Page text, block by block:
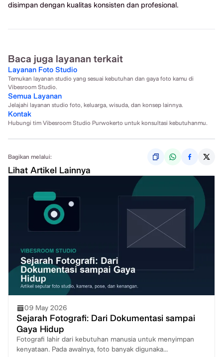
disimpan dengan kualitas konsisten dan profesional.
Baca juga layanan terkait
Layanan Foto Studio
Temukan layanan studio yang sesuai kebutuhan dan gaya foto kamu di
Vibesroom Studio.
Semua Layanan
Jelajahi layanan studio foto, keluarga, wisuda, dan konsep lainnya.
Kontak
Hubungi tim Vibesroom Studio Purwokerto untuk konsultasi kebutuhanmu.
Bagikan melalui:
Lihat Artikel Lainnya
09 May 2026
Sejarah Fotografi: Dari Dokumentasi sampai
Gaya Hidup
Fotografi lahir dari kebutuhan manusia untuk menyimpan
kenyataan. Pada awalnya, foto banyak digunaka...